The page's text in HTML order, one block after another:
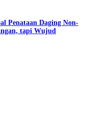
Penataan Daging Non-
tapi Wujud